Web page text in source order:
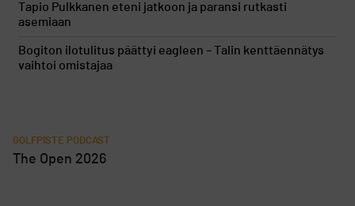
Tapio Pulkkanen eteni jatkoon ja paransi rutkasti
asemiaan
Bogiton ilotulitus päättyi eagleen – Talin kenttäennätys
vaihtoi omistajaa
GOLFPISTE PODCAST
The Open 2026